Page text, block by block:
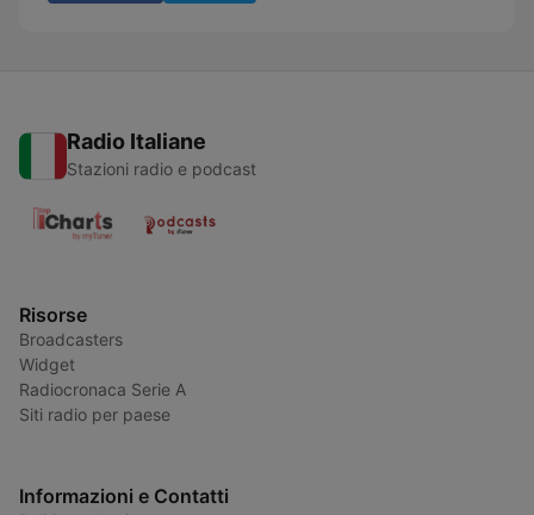
Radio Italiane
Stazioni radio e podcast
Risorse
Broadcasters
Widget
Radiocronaca Serie A
Siti radio per paese
Informazioni e Contatti